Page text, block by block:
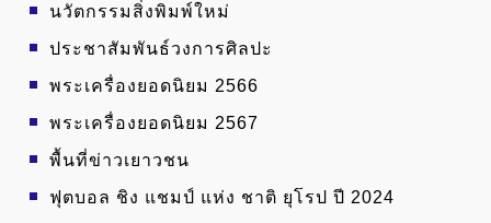
นวัตกรรมสิ่งพิมพ์ใหม่
ประชาสัมพันธ์วงการศิลปะ
พระเครื่องยอดนิยม 2566
พระเครื่องยอดนิยม 2567
พื้นที่ข่าวเยาวชน
ฟุตบอล ชิง แชมป์ แห่ง ชาติ ยุโรป ปี 2024